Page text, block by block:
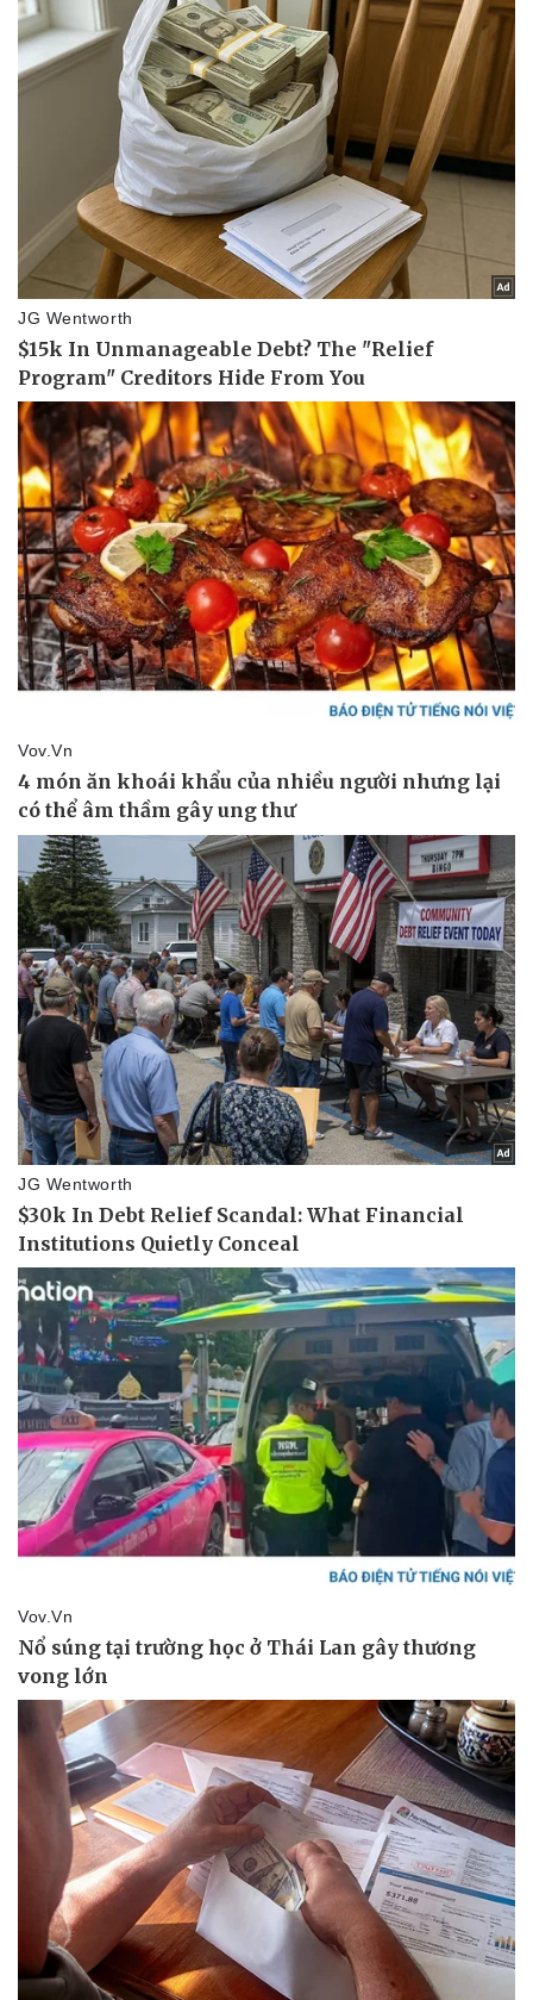
Thể thao
Bóng đá
Lịch thi đấu bóng đá
Thế giới thể thao
eSports
Hậu trường
Ô tô
Xe máy
Tư vấn
Doanh nghiệp
Thông tin doanh nghiệp
Vì cộng đồng
Công nghệ
Sành điệu
Tin Công nghệ